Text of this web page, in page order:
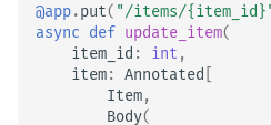
@app.put( "/items/{item_id}
async def update_item(
item_id : int ,
item: Annotated
Item,
Body(